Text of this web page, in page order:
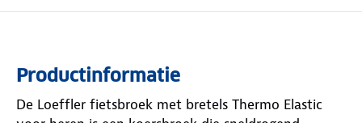
Productinformatie
De Loeffler fietsbroek met bretels Thermo Elastic